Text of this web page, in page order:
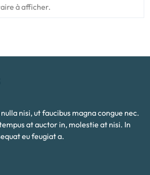
à afficher.
nisi, ut faucibus magna congue nec.
at auctor in, molestie at nisi. In
eu feugiat a.